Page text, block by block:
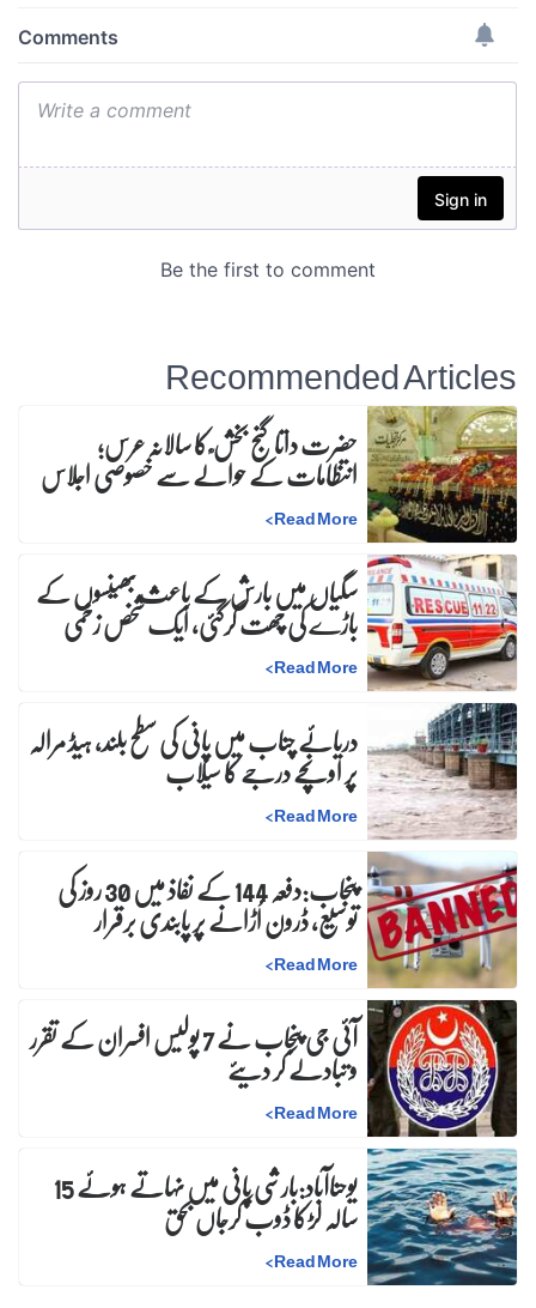
Recommended Articles
حضرت داتا گنج بخش ؒ کا سالانہ عرس;
انتظامات کے حوالے سے خصوصی اجلاس
Read More
>
سگیاں میں بارش کے باعث بھینسوں کے
باڑے کی چھت گرگئی، ایک شخص زخمی
Read More
>
دریائے چناب میں پانی کی سطح بلند، ہیڈ مرالہ
پر اونچے درجے کا سیلاب
Read More
>
پنجاب:دفعہ 144 کے نفاذ میں 30 روز کیتوسیع، ڈرون اُڑانے پر پابندی برقرار
Read More
>
آئی جی پنجاب نے 7 پولیس افسران کے تقرر و تبادلے کر دیئے
Read More
>
یوحناآباد:بارشی پانی میں نہاتے ہوئے 15 سالہ لڑکا ڈوب کرجاں بحق
Read More
>